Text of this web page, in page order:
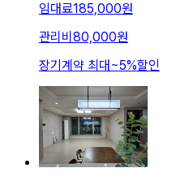
임대료185,000원
관리비 80,000원
장기계약 최대~5%할인